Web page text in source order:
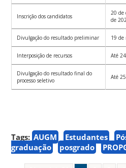
Inscrição dos candidatos
20 de
de
Divulgação do resultado preliminar 19 de
Interposição de recursos Até
Divulgação do resultado final do
processo seletivo
Até
Tags: AUGM Estudantes
graduação
posgrado